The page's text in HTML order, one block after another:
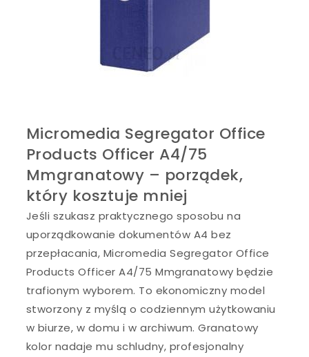
Micromedia Segregator Office
Products Officer A4/75
Mmgranatowy – porządek,
który kosztuje mniej
Jeśli szukasz praktycznego sposobu na
uporządkowanie dokumentów A4 bez
przepłacania, Micromedia Segregator Office
Products Officer A4/75 Mmgranatowy będzie
trafionym wyborem. To ekonomiczny model
stworzony z myślą o codziennym użytkowaniu
w biurze, w domu i w archiwum. Granatowy
kolor nadaje mu schludny, profesjonalny